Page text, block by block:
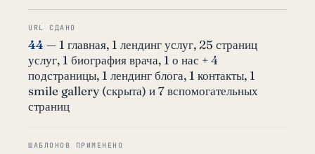
URL СДАНО
44 — 1 главная, 1 лендинг услуг, 25 страниц
услуг, 1 биография врача, 1 о нас + 4
подстраницы, 1 лендинг блога, 1 контакты, 1
smile gallery (скрыта) и 7 вспомогательных
страниц
ШАБЛОНОВ ПРИМЕНЕНО